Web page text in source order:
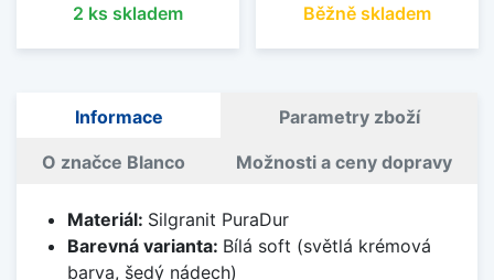
2 ks skladem Běžně skladem
Informace Parametry zboží
O značce Blanco Možnosti a ceny dopravy
Materiál: Silgranit PuraDur
Barevná varianta: Bílá soft (světlá krémová
barva, šedý nádech)